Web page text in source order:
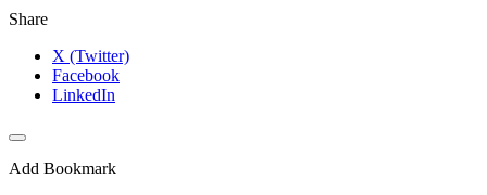
Share
X (Twitter)
Facebook
LinkedIn
Add Bookmark